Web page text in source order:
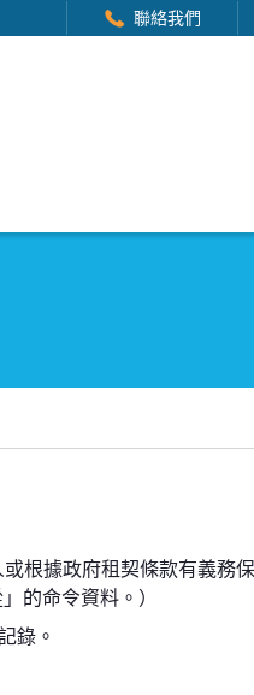
聯絡我們
根據政府租契條款有義務
的命令資料。）
錄。